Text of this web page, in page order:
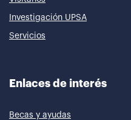
Investigación UPSA
Servicios
Enlaces de interés
Becas y ayudas